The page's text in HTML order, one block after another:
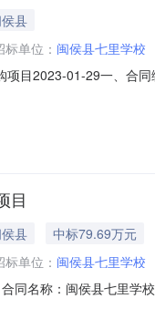
县
标单位： 闽侯县七里学校
项目2023-01-29一、合
州市鼓楼区鼓东街道五
目
县
中标79.69万元
标单位： 闽侯县七里学校
同名称：闽侯县七里学